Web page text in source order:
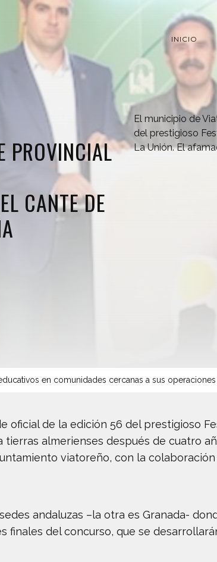
INICIO
PROVINCIAL
CANTE DE
El municipio de
del prestigioso
La Unión. El
en comunidades cercanas a sus operaciones
oficial de la edición 56 del prestigioso
almerienses después de cuatro
viatoreño, con la
andaluzas –la otra es Granada-
del concurso, que se